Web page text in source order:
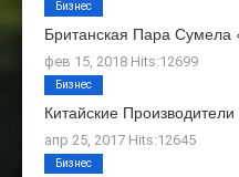
Британская Пара
фев 15, 2018 Hits:12699
Бизнес
Китайские
апр 25, 2017 Hits:12645
Бизнес
Бизнес